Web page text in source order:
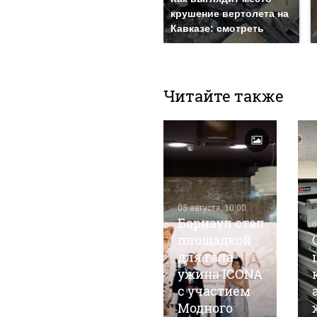
крушение вертолета на
Кавказе: смотреть
Читайте также
05 августа, 10:00
Барнаул стал
площадкой
для гала-
ужина ICONA
с участием
Модного